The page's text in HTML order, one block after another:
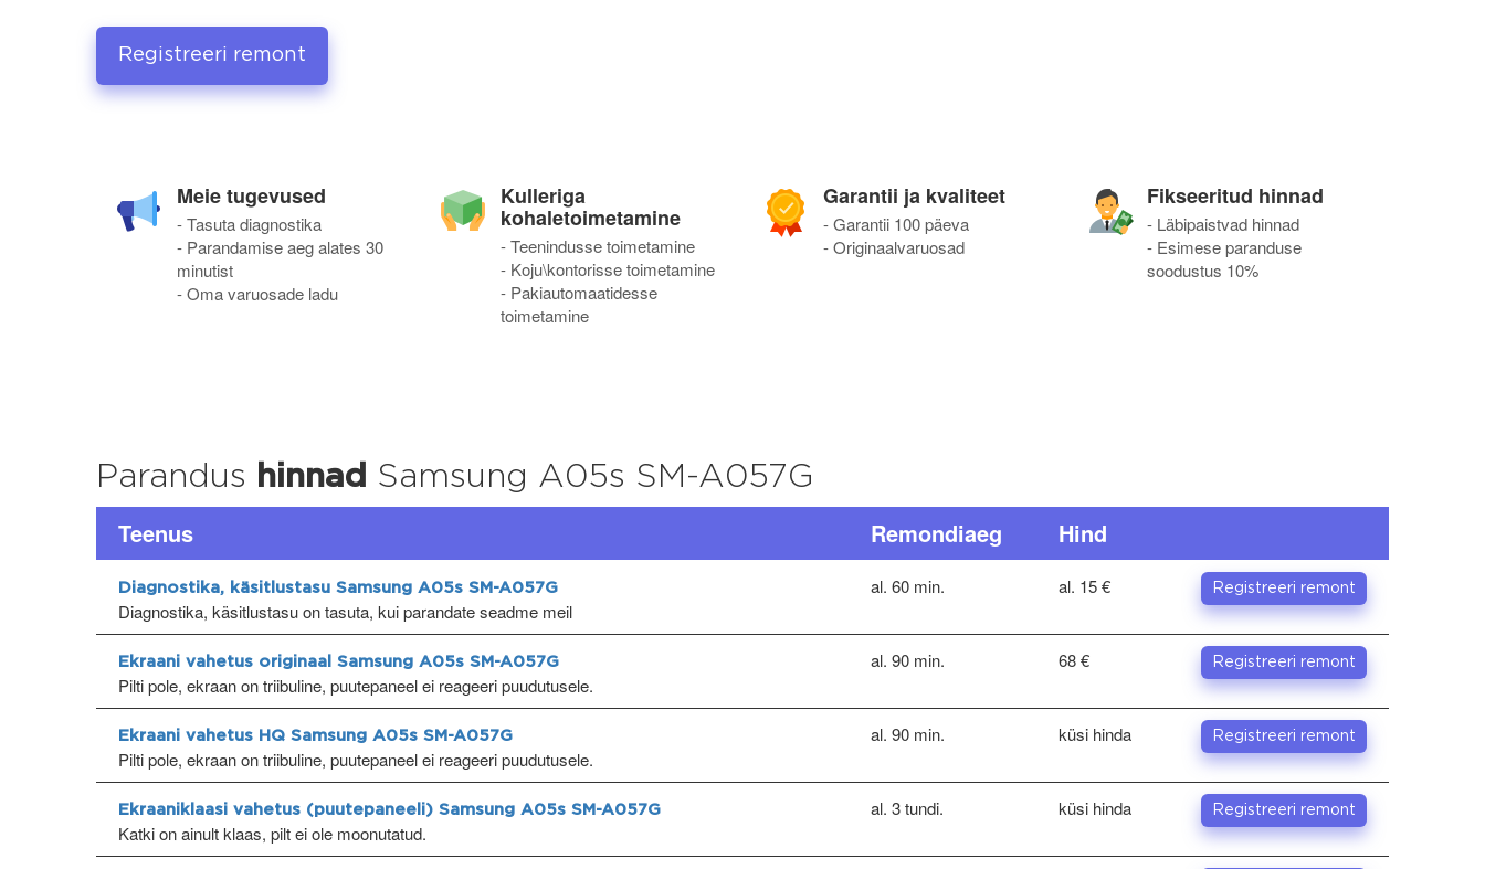
Registreeri remont
Meie tugevused
- Tasuta diagnostika
- Parandamise aeg alates 30
minutist
- Oma varuosade ladu
Kulleriga
kohaletoimetamine
- Teenindusse toimetamine
- Koju\kontorisse toimetamine
- Pakiautomaatidesse
toimetamine
Garantii ja kvaliteet
- Garantii 100 päeva
- Originaalvaruosad
Fikseeritud hinnad
- Läbipaistvad hinnad
- Esimese paranduse
soodustus 10%
Parandus hinnad Samsung A05s SM-A057G
Teenus Remondiaeg Hind
Diagnostika, käsitlustasu Samsung A05s SM-A057G
Diagnostika, käsitlustasu on tasuta, kui parandate seadme meil
al. 60 min. al. 15 € Registreeri remont
Ekraani vahetus originaal Samsung A05s SM-A057G
Pilti pole, ekraan on triibuline, puutepaneel ei reageeri puudutusele.
al. 90 min. 68 € Registreeri remont
Ekraani vahetus HQ Samsung A05s SM-A057G
Pilti pole, ekraan on triibuline, puutepaneel ei reageeri puudutusele.
al. 90 min. küsi hinda Registreeri remont
Ekraaniklaasi vahetus (puutepaneeli) Samsung A05s SM-A057G
Katki on ainult klaas, pilt ei ole moonutatud.
al. 3 tundi. küsi hinda Registreeri remont